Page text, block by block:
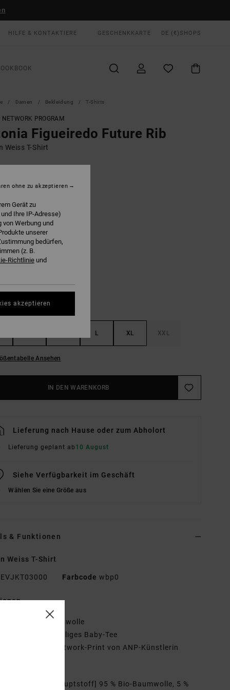
HILFE & KONTAKTIERE GESCHENKKARTE DE (€) SHOPS
Damen Bekleidung T-Shirts
NETWORK PROGRAM
Figueiredo Future Rib
Weiss T-Shirt
RABATT EXTRA 25 %
Cloud Dancer
L XL XXL
Ansehen
IN DEN WARENKORB
Lieferung nach Hause oder zum Abholort
Lieferung geplant ab 10 August
Siehe Verfügbarkeit im Geschäft
Wählen Sie eine Größe aus
& Funktionen
Weiss T-Shirt
EVJKT03000 Farbcode wbp0
Bio-Baumwolle
Kurzärmliges Baby-Tee
Artwork-Print von ANP-Künstlerin
[Hauptstoff] 95 % Bio-Baumwolle, 5 %
Gerät zu
Ihre IP-Adresse)
Werbung und
unserer
bedürfen,
(z. B.
Richtlinie und
ohne zu akzeptieren
akzeptieren